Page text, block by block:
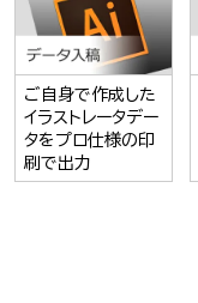
ご自身で作成した
イラストレータデー
タをプロ仕様の印
刷で出力